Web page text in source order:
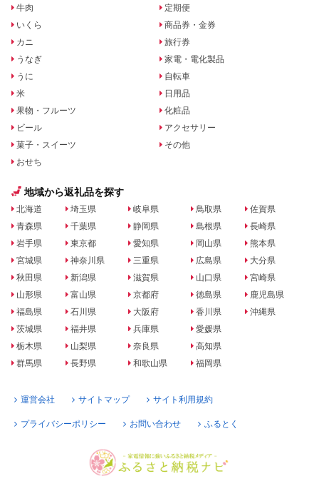
牛肉
いくら
カニ
うなぎ
うに
米
果物・フルーツ
ビール
菓子・スイーツ
おせち
定期便
商品券・金券
旅行券
家電・電化製品
自転車
日用品
化粧品
アクセサリー
その他
地域から返礼品を探す
北海道
青森県
岩手県
宮城県
秋田県
山形県
福島県
茨城県
栃木県
群馬県
埼玉県
千葉県
東京都
神奈川県
新潟県
富山県
石川県
福井県
山梨県
長野県
岐阜県
静岡県
愛知県
三重県
滋賀県
京都府
大阪府
兵庫県
奈良県
和歌山県
鳥取県
島根県
岡山県
広島県
山口県
徳島県
香川県
愛媛県
高知県
福岡県
佐賀県
長崎県
熊本県
大分県
宮崎県
鹿児島県
沖縄県
運営会社 サイトマップ サイト利用規約
プライバシーポリシー お問い合わせ ふるとく